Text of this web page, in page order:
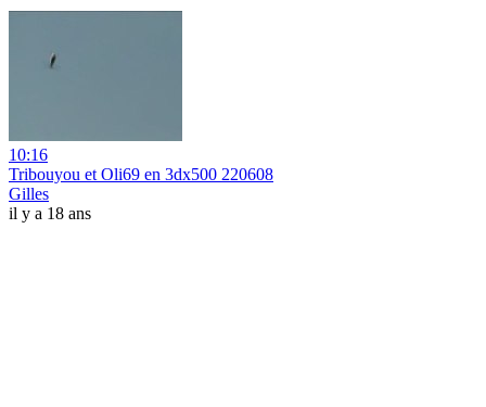
10:16
Tribouyou et Oli69 en 3dx500 220608
Gilles
il y a 18 ans